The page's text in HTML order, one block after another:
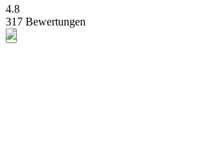
4.8
317 Bewertungen